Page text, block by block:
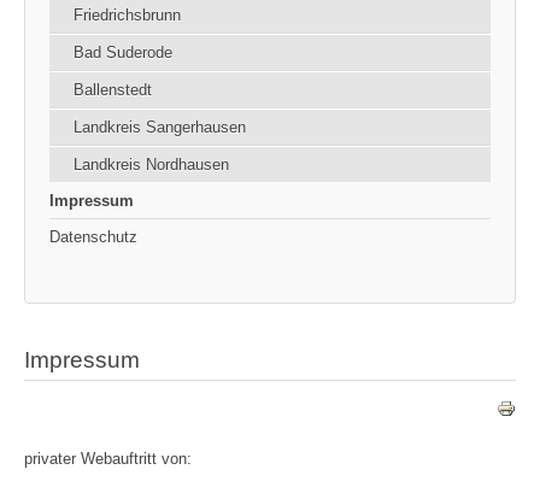
Friedrichsbrunn
Bad Suderode
Ballenstedt
Landkreis Sangerhausen
Landkreis Nordhausen
Impressum
Datenschutz
Impressum
privater Webauftritt von: